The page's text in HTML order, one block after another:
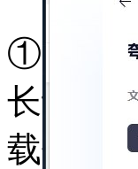
①资料
长认为
载使用